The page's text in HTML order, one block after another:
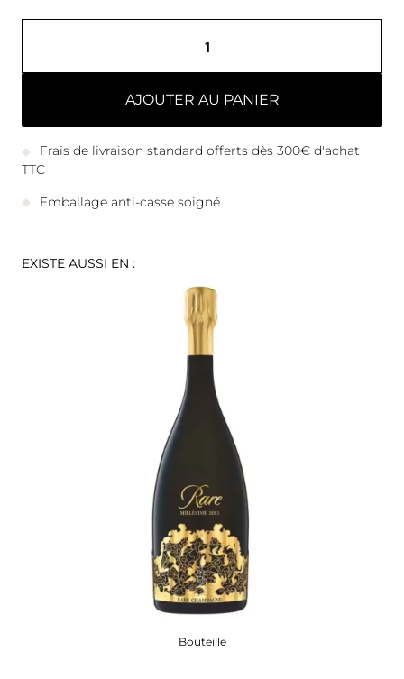
AJOUTER AU PANIER
Frais de livraison standard offerts dès 300€ d'achat
TTC
Emballage anti-casse soigné
EXISTE AUSSI EN :
Bouteille